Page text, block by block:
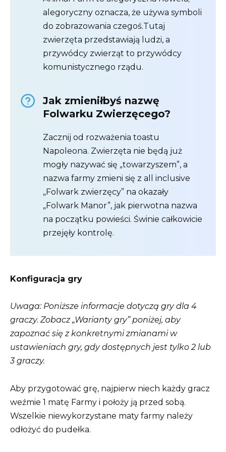
alegoryczny oznacza, że ​​używa symboli
do zobrazowania czegoś.Tutaj
zwierzęta przedstawiają ludzi, a
przywódcy zwierząt to przywódcy
komunistycznego rządu.
Jak zmieniłbyś nazwę
Folwarku Zwierzęcego?
Zacznij od rozważenia toastu
Napoleona. Zwierzęta nie będą już
mogły nazywać się „towarzyszem”, a
nazwa farmy zmieni się z all inclusive
„Folwark zwierzęcy” na okazały
„Folwark Manor”, ​​jak pierwotna nazwa
na początku powieści. Świnie całkowicie
przejęły kontrolę.
Konfiguracja gry
Uwaga: Poniższe informacje dotyczą gry dla 4
graczy. Zobacz „Warianty gry” poniżej, aby
zapoznać się z konkretnymi zmianami w
ustawieniach gry, gdy dostępnych jest tylko 2 lub
3 graczy.
Aby przygotować grę, najpierw niech każdy gracz
weźmie 1 matę Farmy i położy ją przed sobą.
Wszelkie niewykorzystane maty farmy należy
odłożyć do pudełka.